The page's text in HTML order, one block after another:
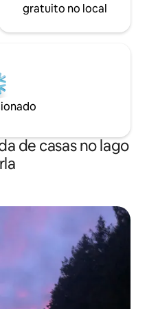
gratuito no local
de casas no lago
hóspedes